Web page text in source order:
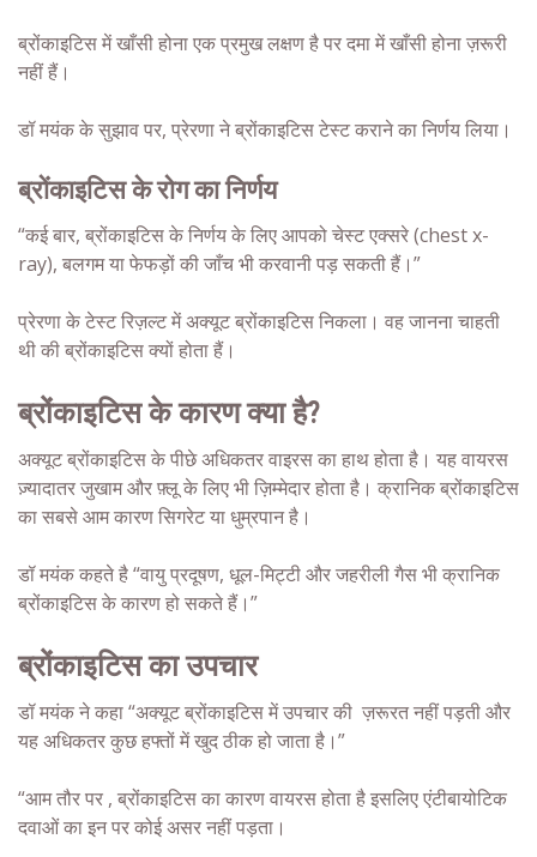
ब्रोंकाइटिस में खाँसी होना एक प्रमुख लक्षण है पर दमा में खाँसी होना ज़रूरी
नहीं हैं।
डॉ मयंक के सुझाव पर, प्रेरणा ने ब्रोंकाइटिस टेस्ट कराने का निर्णय लिया।
ब्रोंकाइटिस के रोग का निर्णय
“कई बार, ब्रोंकाइटिस के निर्णय के लिए आपको चेस्ट एक्सरे (chest x-
ray), बलगम या फेफड़ों की जाँच भी करवानी पड़ सकती हैं।”
प्रेरणा के टेस्ट रिज़ल्ट में अक्यूटब्रोंकाइटिस निकला। वह जानना चाहती
थी की ब्रोंकाइटिस क्यों होता हैं।
ब्रोंकाइटिस के कारण क्या है?
अक्यूट ब्रोंकाइटिस के पीछे अधिकतर वाइरस का हाथ होता है। यह वायरस
ज़्यादातर जुखाम और फ़्लू के लिए भी ज़िम्मेदार होता है। क्रानिक ब्रोंकाइटिस
का सबसे आम कारण सिगरेट या धुम्रपान है।
डॉ मयंक कहते है “वायु प्रदूषण, धूल-मिट्टी और जहरीली गैस भी क्रानिक
ब्रोंकाइटिस के कारण हो सकते हैं।”
ब्रोंकाइटिस का उपचार
डॉ मयंक ने कहा “अक्यूट ब्रोंकाइटिस में उपचार की ज़रूरत नहीं पड़ती और
यह अधिकतर कुछ हफ्तों में खुद ठीक हो जाता है।”
“आम तौर पर , ब्रोंकाइटिस का कारण वायरस होता है इसलिए एंटीबायोटिक
दवाओं का इन पर कोई असर नहीं पड़ता।